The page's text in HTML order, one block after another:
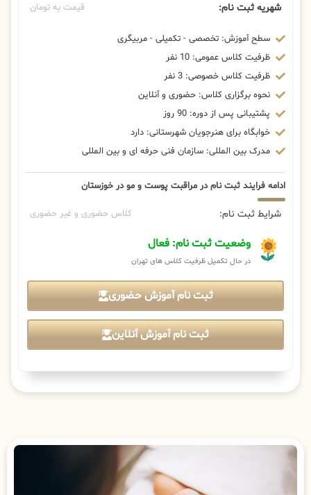
شهریه ثبت نام: قیمت به تومان
سطح آموزش: تخصصی - تکمیلی - مربیگری
ظرفیت کلاس عمومی: 10 نفر
ظرفیت کلاس خصوصی: 3 نفر
نحوه برگزاری کلاس: حضوری و آنلاین
پشتیبانی پس از دوره: 90 روز
خوابگاه برای هنرجویان شهرستانی: دارد
مدرک بین المللی: سازمان فنی حرفه ای و بین المللی
ادامه فرایند ثبت نام در مراقبت پوست و مو در خوزستان
شرایط ثبت نام: کلاس حضوری و غیر حضوری
وضعیت ثبت نام: فعال
در حال تکمیل ظرفیت کلاس های تهران
ثبت نام آموزش حضوری
ثبت نام آموزش آنلاین